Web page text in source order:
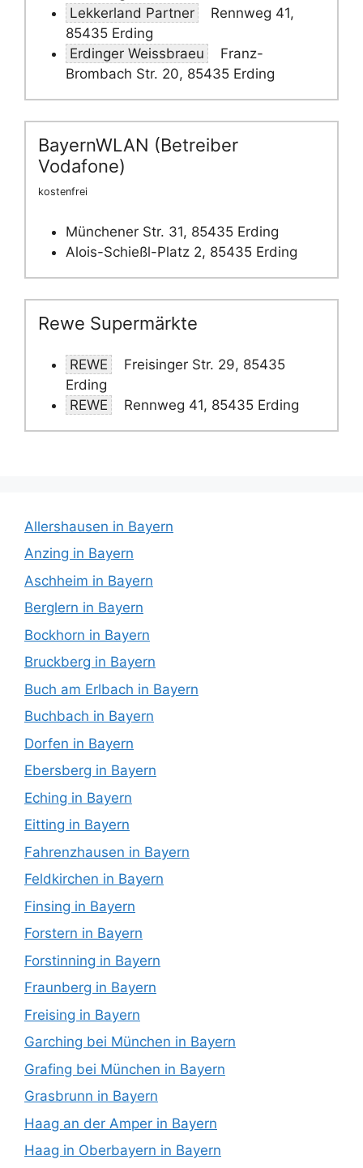
Lekkerland Partner
Rennweg 41,
85435 Erding
Erdinger Weissbraeu
Franz-
Brombach Str. 20, 85435 Erding
BayernWLAN (Betreiber
Vodafone)
kostenfrei
Münchener Str. 31, 85435 Erding
Alois-Schießl-Platz 2, 85435 Erding
Rewe Supermärkte
REWE
Freisinger Str. 29, 85435
Erding
REWE
Rennweg 41, 85435 Erding
Allershausen in Bayern
Anzing in Bayern
Aschheim in Bayern
Berglern in Bayern
Bockhorn in Bayern
Bruckberg in Bayern
Buch am Erlbach in Bayern
Buchbach in Bayern
Dorfen in Bayern
Ebersberg in Bayern
Eching in Bayern
Eitting in Bayern
Fahrenzhausen in Bayern
Feldkirchen in Bayern
Finsing in Bayern
Forstern in Bayern
Forstinning in Bayern
Fraunberg in Bayern
Freising in Bayern
Garching bei München in Bayern
Grafing bei München in Bayern
Grasbrunn in Bayern
Haag an der Amper in Bayern
Haag in Oberbayern in Bayern